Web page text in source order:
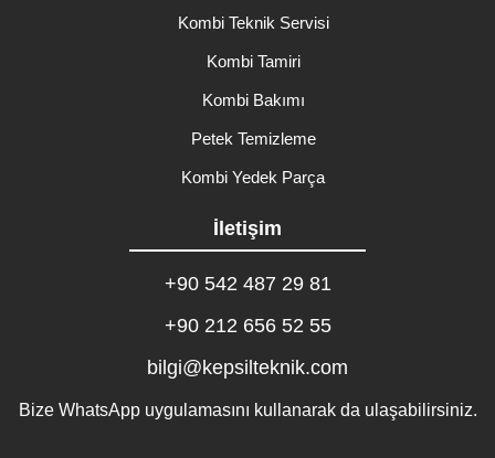
Kombi Teknik Servisi
Kombi Tamiri
Kombi Bakımı
Petek Temizleme
Kombi Yedek Parça
İletişim
+90 542 487 29 81
+90 212 656 52 55
bilgi@kepsilteknik.com
Bize WhatsApp uygulamasını kullanarak da ulaşabilirsiniz.